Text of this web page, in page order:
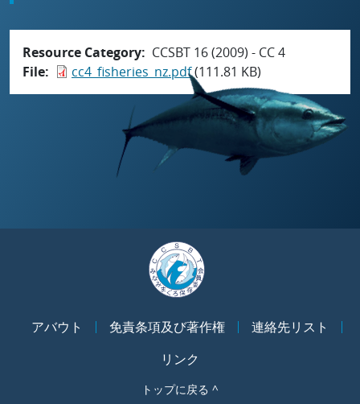
Resource Category
CCSBT 16 (2009) - CC 4
File
cc4_fisheries_nz.pdf(111.81 KB)
アバウト 免責条項及び著作権
連絡先リスト
リンク
トップに戻る ^